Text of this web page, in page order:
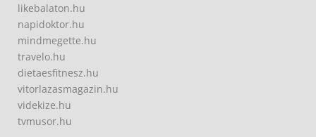
likebalaton.hu
napidoktor.hu
mindmegette.hu
travelo.hu
dietaesfitnesz.hu
vitorlazasmagazin.hu
videkize.hu
tvmusor.hu